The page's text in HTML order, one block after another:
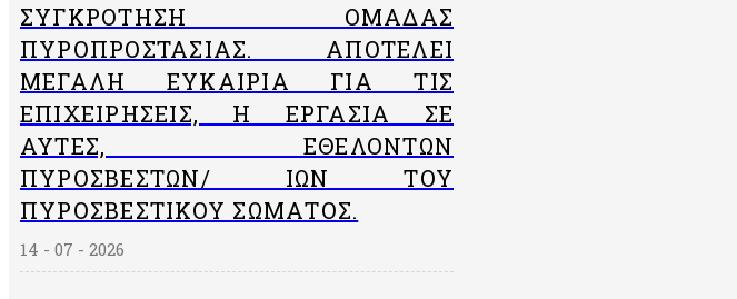
ΣΥΓΚΡΌΤΗΣΗ ΟΜΆΔΑΣ
ΠΥΡΟΠΡΟΣΤΑΣΊΑΣ. ΑΠΟΤΕΛΕΊ
ΜΕΓΆΛΗ ΕΥΚΑΙΡΊΑ ΓΙΑ ΤΙΣ
ΕΠΙΧΕΙΡΉΣΕΙΣ, Η ΕΡΓΑΣΊΑ ΣΕ
ΑΥΤΈΣ, ΕΘΕΛΟΝΤΏΝ
ΠΥΡΟΣΒΕΣΤΏΝ/ ΙΏΝ ΤΟΥ
ΠΥΡΟΣΒΕΣΤΙΚΟΎ ΣΏΜΑΤΟΣ.
14 - 07 - 2026